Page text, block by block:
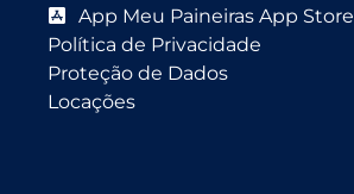
App Meu Paineiras App Store
Política de Privacidade
Proteção de Dados
Locações